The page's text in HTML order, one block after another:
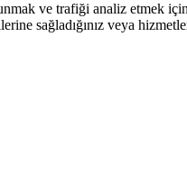
ve trafiği analiz etmek
sağladığınız veya